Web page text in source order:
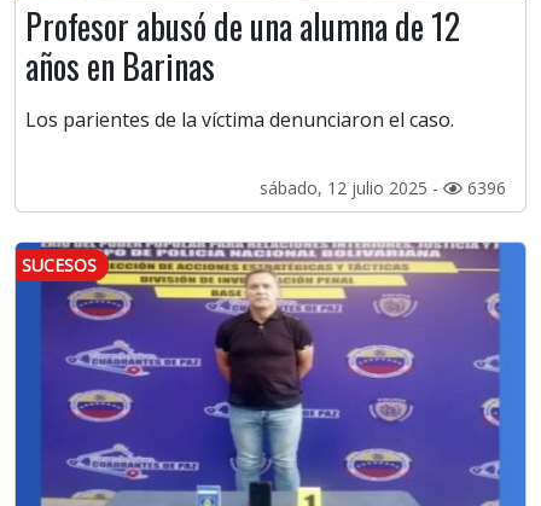
Profesor abusó de una alumna de 12
años en Barinas
Los parientes de la víctima denunciaron el caso.
sábado, 12 julio 2025 - 6396
SUCESOS